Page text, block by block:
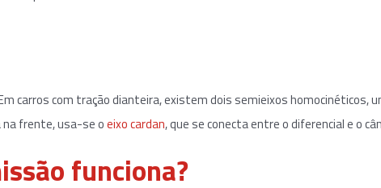
carros com tração dianteira, existem dois semieixos homocinéticos,
na frente, usa-se oeixo cardan, que se conecta entre o diferencial e o
funciona?